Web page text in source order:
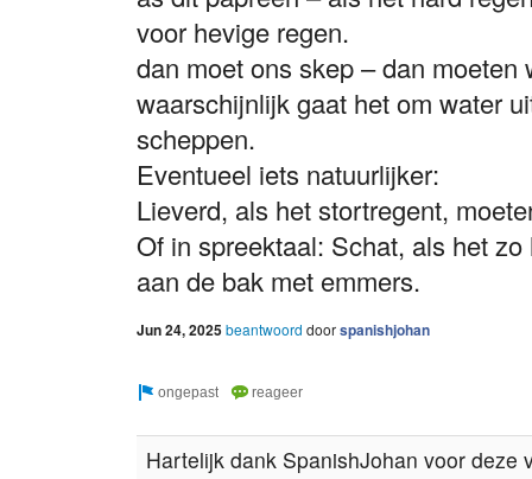
voor hevige regen.
dan moet ons skep – dan moeten
waarschijnlijk gaat het om water
scheppen.
Eventueel iets natuurlijker:
Lieverd, als het stortregent,
Of in spreektaal: Schat, als het
aan de bak met emmers.
Jun 24, 2025beantwoord doorspanishjohan
Hartelijk dank SpanishJohan voor deze